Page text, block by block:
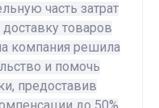
часть затрат
товаров
компания решила
и помочь
предоставив